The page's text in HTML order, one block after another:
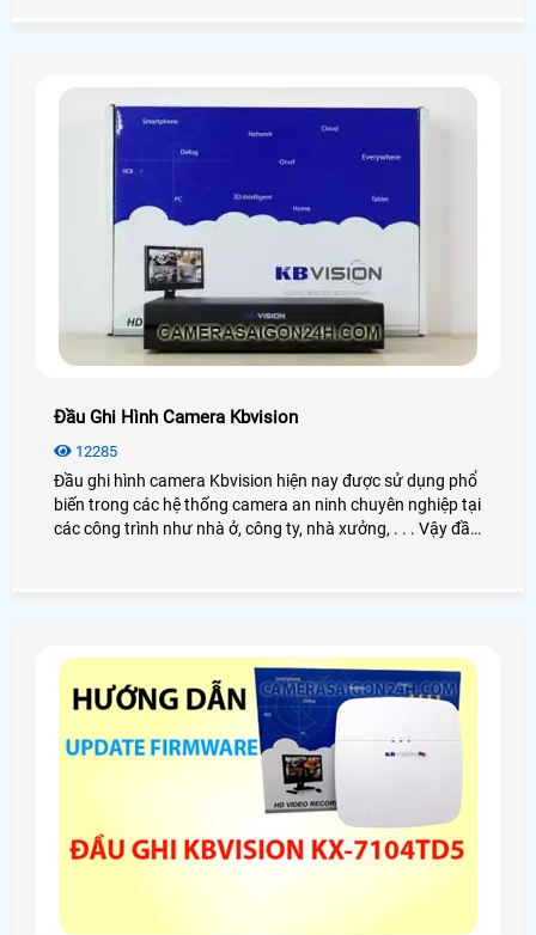
Đầu Ghi Hình Camera Kbvision
12285
Đầu ghi hình camera Kbvision hiện nay được sử dụng phổ
biến trong các hệ thống camera an ninh chuyên nghiệp tại
các công trình như nhà ở, công ty, nhà xưởng, . . . Vậy đầu